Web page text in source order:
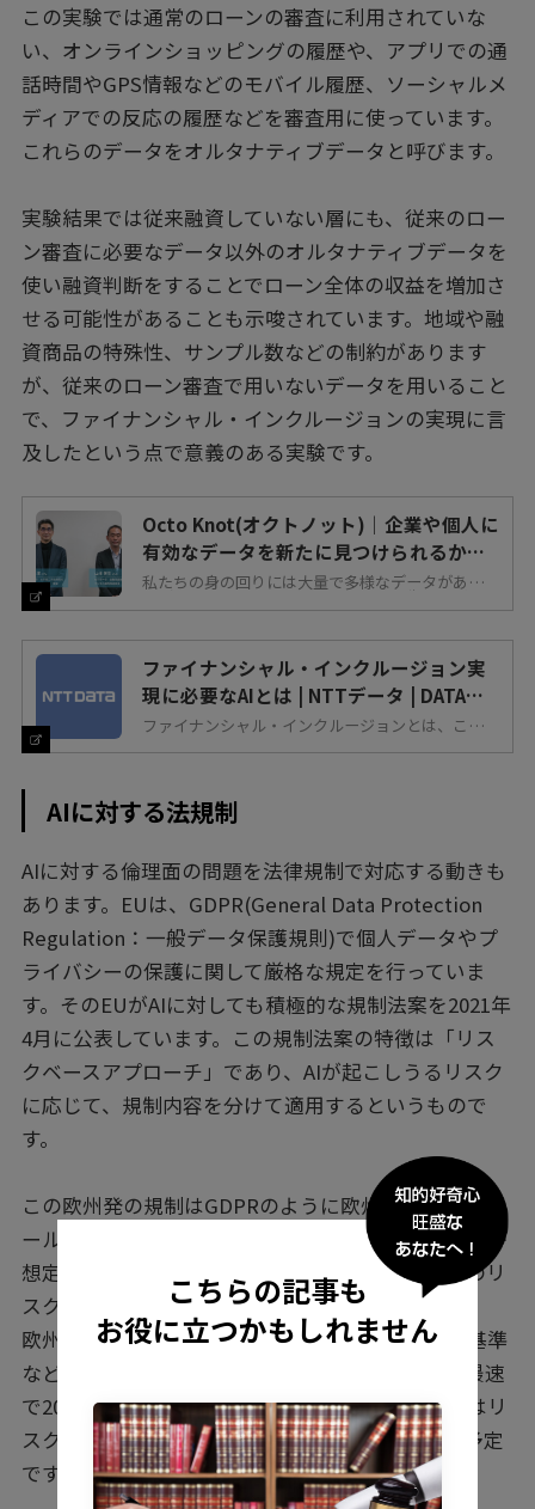
この実験では通常のローンの審査に利用されていな
い、オンラインショッピングの履歴や、アプリでの通
話時間やGPS情報などのモバイル履歴、ソーシャルメ
ディアでの反応の履歴などを審査用に使っています。
これらのデータをオルタナティブデータと呼びます。
実験結果では従来融資していない層にも、従来のロー
ン審査に必要なデータ以外のオルタナティブデータを
使い融資判断をすることでローン全体の収益を増加さ
せる可能性があることも示唆されています。地域や融
資商品の特殊性、サンプル数などの制約があります
が、従来のローン審査で用いないデータを用いること
で、ファイナンシャル・インクルージョンの実現に言
及したという点で意義のある実験です。
Octo Knot(オクトノット)｜企業や個人に
有効なデータを新たに見つけられるか！
オルタナティブデータの活用
私たちの身の回りには大量で多様なデータがありま
すが、それらをうまく活用することで生活はどのよ
うに変わるでしょうか。
ファイナンシャル・インクルージョン実
現に必要なAIとは | NTTデータ | DATA
INSIGHT | NTTデータ - NTT DATA
ファイナンシャル・インクルージョンとは、これま
で金融サービスを十分受けることができなかった層
にも公平にサービスを提供するという概念だ。ここ
AIに対する法規制
AIに対する倫理面の問題を法律規制で対応する動きも
あります。EUは、GDPR(General Data Protection
Regulation：一般データ保護規則)で個人データやプ
ライバシーの保護に関して厳格な規定を行っていま
す。そのEUがAIに対しても積極的な規制法案を2021年
4月に公表しています。この規制法案の特徴は「リス
クベースアプローチ」であり、AIが起こしうるリスク
に応じて、規制内容を分けて適用するというもので
す。
この欧州発の規制はGDPRのように欧州が策定したル
ールが幅広く適用され、日本もその対象となることが
想定されます。また、この規制を遵守しない場合のリ
スクはとても大きなものになるようです。
欧州委員会は移行期間を設け、事業者が具体的な基準
などを準備しています。事業者向けの完全施行は最速
で2024年後半が見込まれています。完全施行後にはリ
スクに応じたAIシステムの適合性評価が行われる予定
です。
こちらの記事も
お役に立つかもしれません